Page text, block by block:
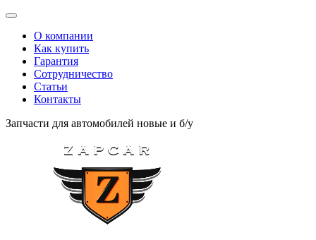
О компании
Как купить
Гарантия
Сотрудничество
Статьи
Контакты
Запчасти для автомобилей новые и б/у